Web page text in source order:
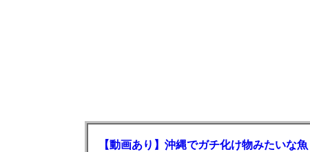
【動画あり】沖縄でガチ化け物みたいな